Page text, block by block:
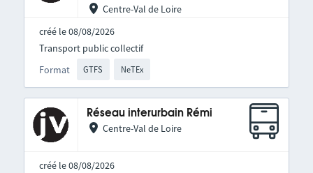
Centre-Val de Loire
créé le 08/08/2026
Format GTFS NeTEx
Transport public collectif
Réseau interurbain Rémi
Centre-Val de Loire
créé le 08/08/2026